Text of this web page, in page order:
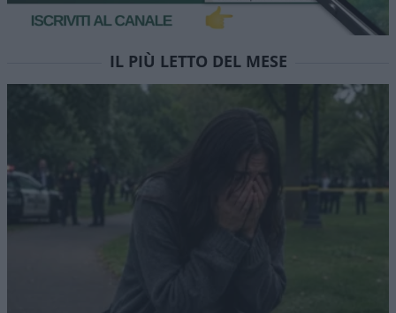
IL PIÙ LETTO DEL MESE